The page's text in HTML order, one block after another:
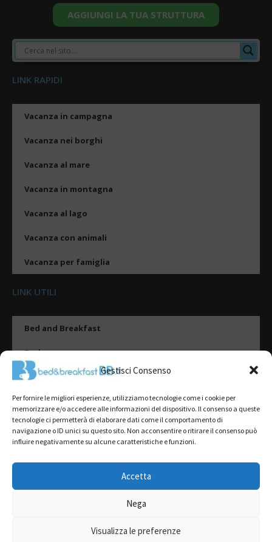
Gestisci Consenso
Per fornire le migliori esperienze, utilizziamo tecnologie come i cookie per
memorizzare e/o accedere alle informazioni del dispositivo. Il consenso a queste
tecnologie ci permetterà di elaborare dati come il comportamento di
navigazione o ID unici su questo sito. Non acconsentire o ritirare il consenso può
influire negativamente su alcune caratteristiche e funzioni.
Accetta
Nega
Visualizza le preferenze
AGGIUNGI LA TUA STRUTTURA
LINK RAPIDI
Vacanza in campagna
Vacanza nei borghi
Vacanza al mare
Vacanza in montagna
Vacanza al lago
Vacanza con animali
Vacanza per famiglia
LINK UTILI
Bed and Breakfast
Esplora
Tipologie di alloggio
Destinazioni
Il mio account
2022@ All Rights Reserved | Tutti i contenuti ed i diritti sono riservati, è
L’accesso o l’utilizzo di questo sito è subordinato all’accettazione dei